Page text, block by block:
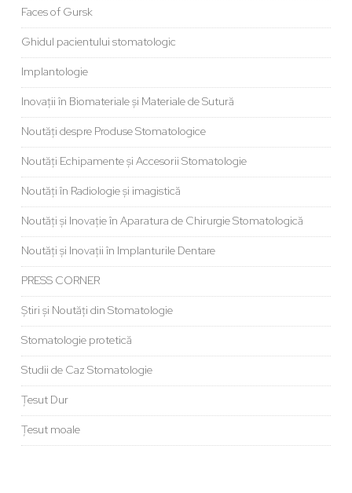
Faces of Gursk
Ghidul pacientului stomatologic
Implantologie
Inovații în Biomateriale și Materiale de Sutură
Noutăți despre Produse Stomatologice
Noutăți Echipamente și Accesorii Stomatologie
Noutăți în Radiologie și imagistică
Noutăți și Inovație în Aparatura de Chirurgie Stomatologică
Noutăți și Inovații în Implanturile Dentare
PRESS CORNER
Știri și Noutăți din Stomatologie
Stomatologie protetică
Studii de Caz Stomatologie
Țesut Dur
Țesut moale